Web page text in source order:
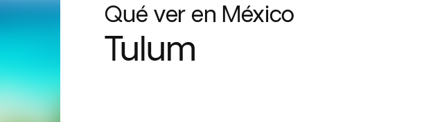
Qué ver en México
Tulum